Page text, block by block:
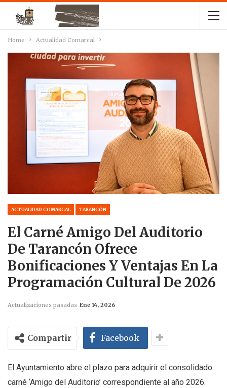
Home Actualidad Comarcal
ACTUALIDAD COMARCAL TARANCÓN
El Carné Amigo Del Auditorio
De Tarancón Ofrece
Bonificaciones Y Ventajas En La
Programación Cultural De 2026
Actualizaciones pasadas Ene 14, 2026
Compartir Facebook
El Ayuntamiento abre el plazo para adquirir el consolidado
carné ‘Amigo del Auditorio’ correspondiente al año 2026.